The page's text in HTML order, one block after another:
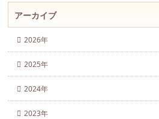
アーカイブ
2026年
2025年
2024年
2023年